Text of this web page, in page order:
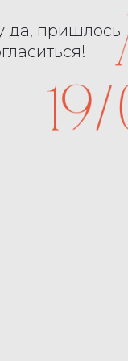
да, пришлось